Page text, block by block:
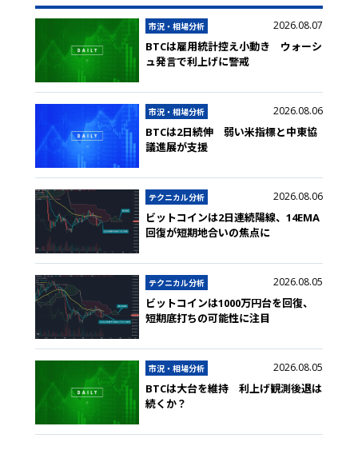
市況・相場分析 2026.08.07
BTCは雇用統計控え小動き ウォーシ
ュ発言で利上げに警戒
市況・相場分析 2026.08.06
BTCは2日続伸 弱い米指標と中東協
議進展が支援
テクニカル分析 2026.08.06
ビットコインは2日連続陽線、14EMA
回復が短期地合いの焦点に
テクニカル分析 2026.08.05
ビットコインは1000万円台を回復、
短期底打ちの可能性に注目
市況・相場分析 2026.08.05
BTCは大台を維持 利上げ観測後退は
続くか？